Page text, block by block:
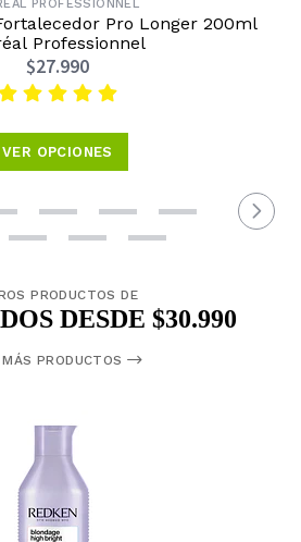
PROFESSIONNEL
Pro Longer 200ml
Professionnel
$27.990
VER OPCIONES
PRODUCTOS DE
DESDE $30.990
MÁS PRODUCTOS